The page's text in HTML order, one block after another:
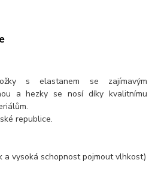
s elastanem se zajímavým
a hezky se nosí díky kvalitnímu
republice.
a vysoká schopnost pojmout vlhkost)